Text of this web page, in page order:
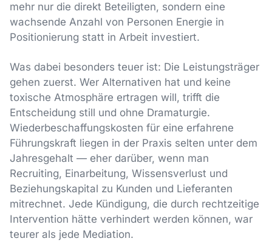
mehr nur die direkt Beteiligten, sondern eine
wachsende Anzahl von Personen Energie in
Positionierung statt in Arbeit investiert.
Was dabei besonders teuer ist: Die Leistungsträger
gehen zuerst. Wer Alternativen hat und keine
toxische Atmosphäre ertragen will, trifft die
Entscheidung still und ohne Dramaturgie.
Wiederbeschaffungskosten für eine erfahrene
Führungskraft liegen in der Praxis selten unter dem
Jahresgehalt — eher darüber, wenn man
Recruiting, Einarbeitung, Wissensverlust und
Beziehungskapital zu Kunden und Lieferanten
mitrechnet. Jede Kündigung, die durch rechtzeitige
Intervention hätte verhindert werden können, war
teurer als jede Mediation.